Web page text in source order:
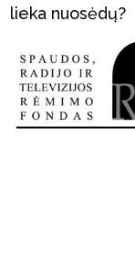
lieka nuosėdų?